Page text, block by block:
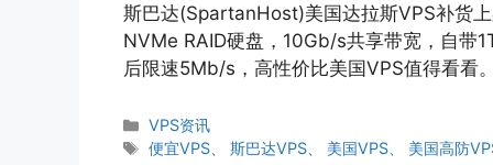
斯巴达(SpartanHost)美国达拉斯VPS补货
NVMe RAID硬盘，10Gb/s共享带宽，自带
后限速5Mb/s，高性价比美国VPS值得看看
分
类
VPS资讯
标
便宜VPS、斯巴达VPS、 美国VPS、 美国高防